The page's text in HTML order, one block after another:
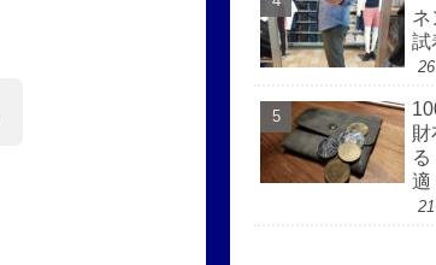
ネ
試
財
適